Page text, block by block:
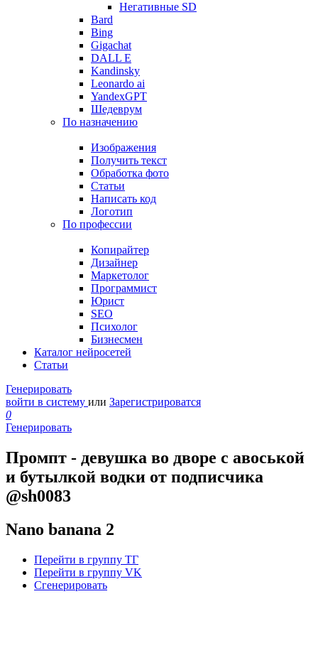
Негативные SD
Bard
Bing
Gigachat
DALL E
Kandinsky
Leonardo ai
YandexGPT
Шедеврум
По назначению
Изображения
Получить текст
Обработка фото
Статьи
Написать код
Логотип
По профессии
Копирайтер
Дизайнер
Маркетолог
Программист
Юрист
SEO
Психолог
Бизнесмен
Каталог нейросетей
Статьи
Генерировать
войти в систему или Зарегистрироватся
0
Генерировать
Промпт - девушка во дворе с авоськой
и бутылкой водки от подписчика
@sh0083
Nano banana 2
Перейти в группу ТГ
Перейти в группу VK
Сгенерировать